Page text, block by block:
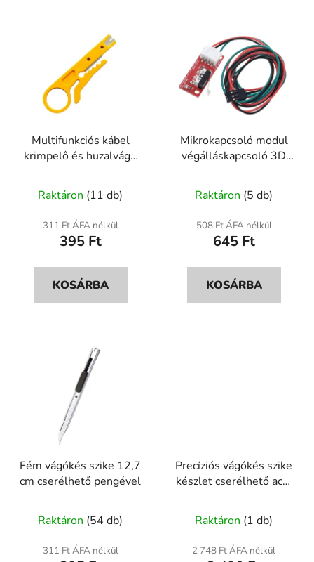
Multifunkciós kábel
krimpelő és huzalvágó
Raktáron (11 db)
311 Ft ÁFA nélkül
395 Ft
KOSÁRBA
Mikrokapcsoló modul
végálláskapcsoló 3D
Raktáron (5 db)
508 Ft ÁFA nélkül
645 Ft
KOSÁRBA
Fém vágókés szike 12,7
cm cserélhető pengével
termék
átlagos
Raktáron (54 db)
311 Ft ÁFA nélkül
Precíziós vágókés szike
készlet cserélhető acél
Raktáron (1 db)
2 748 Ft ÁFA nélkül